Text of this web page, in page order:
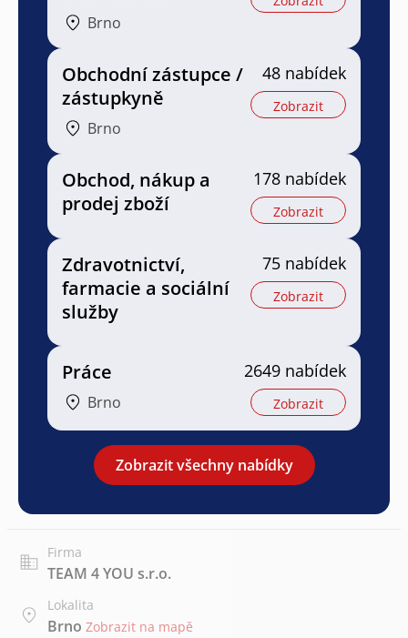
Brno
Obchodní zástupce /
zástupkyně
Brno
48 nabídek
Zobrazit
Obchod, nákup a
prodej zboží
178 nabídek
Zobrazit
Zdravotnictví,
farmacie a sociální
služby
75 nabídek
Zobrazit
Práce
Brno
2649 nabídek
Zobrazit
Zobrazit všechny nabídky
Firma
TEAM 4 YOU s.r.o.
Lokalita
Brno Zobrazit na mapě